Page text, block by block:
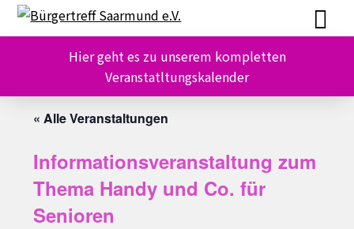
Skip
Skip
Hier geht es zu unserem kompletten
Veranstatltungskalender
« Alle Veranstaltungen
Informationsveranstaltung zum
Thema Handy und Co. für
Senioren